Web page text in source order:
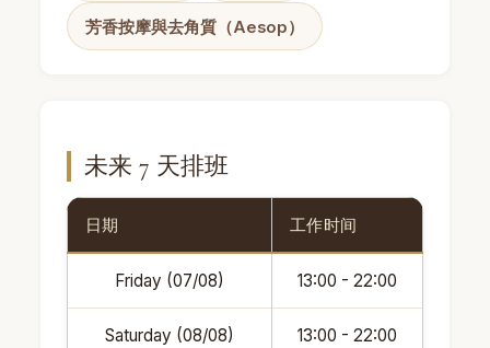
芳香按摩與去角質（Aesop）
未来 7 天排班
日期 工作时间
Friday (07/08) 13:00 - 22:00
Saturday (08/08) 13:00 - 22:00